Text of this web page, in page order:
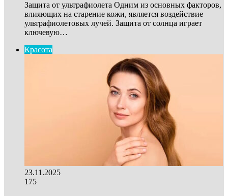
Защита от ультрафиолета Одним из основных факторов,
влияющих на старение кожи, является воздействие
ультрафиолетовых лучей. Защита от солнца играет
ключевую…
Красота
23.11.2025
175